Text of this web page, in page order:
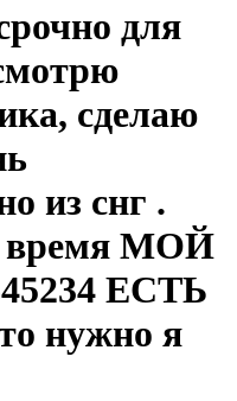
для
сделаю
из снг .
время МОЙ
ЕСТЬ
нужно я